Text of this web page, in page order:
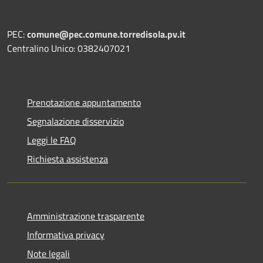
PEC:comune@pec.comune.torredisola.pv.it
Centralino Unico: 0382407021
Prenotazione appuntamento
Segnalazione disservizio
Leggi le FAQ
Richiesta assistenza
Amministrazione trasparente
Informativa privacy
Note legali